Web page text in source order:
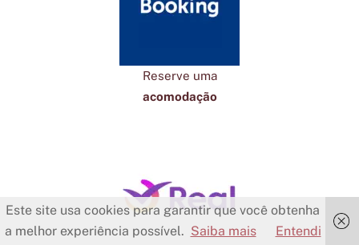
Reserve uma
acomodação
Este site usa cookies para garantir que você obtenha
a melhor experiência possível. Saiba mais Entendi